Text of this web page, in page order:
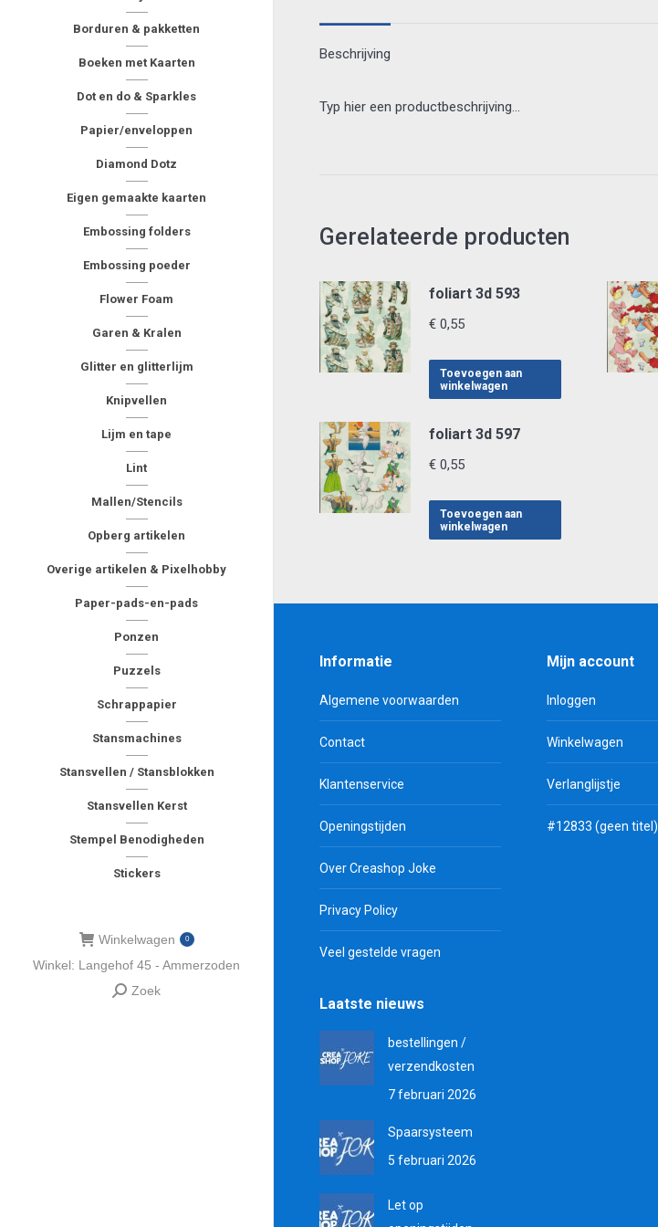
Borduren & pakketten
Boeken met Kaarten
Dot en do & Sparkles
Papier/enveloppen
Diamond Dotz
Eigen gemaakte kaarten
Embossing folders
Embossing poeder
Flower Foam
Garen & Kralen
Glitter en glitterlijm
Knipvellen
Lijm en tape
Lint
Mallen/Stencils
Opberg artikelen
Overige artikelen & Pixelhobby
Paper-pads-en-pads
Ponzen
Puzzels
Schrappapier
Stansmachines
Stansvellen / Stansblokken
Stansvellen Kerst
Stempel Benodigheden
Stickers
Winkelwagen 0
Winkel: Langehof 45 - Ammerzoden
Zoeken:
Zoek
Beschrijving
Typ hier een productbeschrijving…
Gerelateerde producten
foliart 3d 593
€ 0,55
Toevoegen aan
winkelwagen
foliart 3d 597
€ 0,55
Toevoegen aan
winkelwagen
Informatie
Algemene voorwaarden
Contact
Klantenservice
Openingstijden
Over Creashop Joke
Privacy Policy
Veel gestelde vragen
Mijn account
Inloggen
Winkelwagen
Verlanglijstje
#12833 (geen titel)
Laatste nieuws
bestellingen /
verzendkosten
7 februari 2026
Spaarsysteem
5 februari 2026
Let op